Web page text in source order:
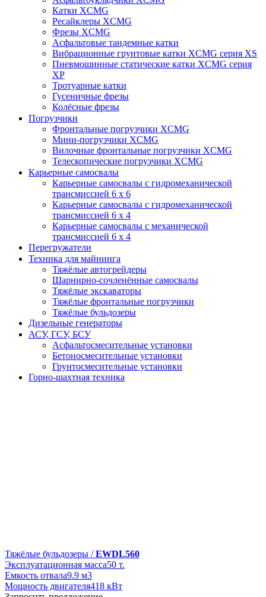
Катки XCMG
Ресайклеры XCMG
Фрезы XCMG
Асфальтовые тандемные катки
Вибрационные грунтовые катки XCMG серия XS
Пневмошинные статические катки XCMG серия
XP
Тротуарные катки
Гусеничные фрезы
Колёсные фрезы
Погрузчики
Фронтальные погрузчики XCMG
Мини-погрузчики XCMG
Вилочные фронтальные погрузчики XCMG
Телескопические погрузчики XCMG
Карьерные самосвалы
Карьерные самосвалы с гидромеханической
трансмиссией 6 х 6
Карьерные самосвалы с гидромеханической
трансмиссией 6 х 4
Карьерные самосвалы с механической
трансмиссией 6 х 4
Перегружатели
Техника для майнинга
Тяжёлые автогрейдеры
Шарнирно-сочленённые самосвалы
Тяжёлые экскаваторы
Тяжёлые фронтальные погрузчики
Тяжёлые бульдозеры
Дизельные генераторы
АСУ, ГСУ, БСУ
Асфальтосмесительные установки
Бетоносмесительные установки
Грунтосмесительные установки
Горно-шахтная техника
Тяжёлые бульдозеры /EWDL560
Эксплуатационная масса50 т.
Емкость отвала9.9 м3
Мощность двигателя418 кВт